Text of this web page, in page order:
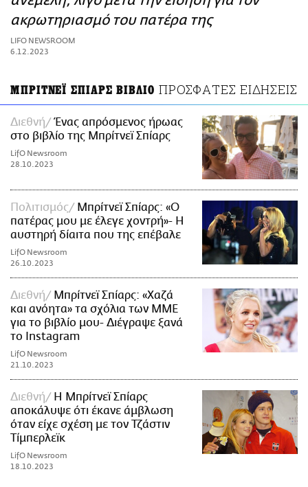
ΑΜΠΑ
PRINT
ακρωτηριασμό του πατέρα της
LIFO NEWSROOM
6.12.2023
ΜΠΡΙΤΝΕΪ ΣΠΙΑΡΣ ΒΙΒΛΙΟ ΠΡΟΣΦΑΤΕΣ ΕΙΔΗΣΕΙΣ
Διεθνή
Ένας απρόσμενος ήρωας
στο βιβλίο της Μπρίτνεϊ Σπίαρς
LifO Newsroom
28.10.2023
Πολιτισμός
Μπρίτνεϊ Σπίαρς: «Ο
πατέρας μου με έλεγε χοντρή»- Η
αυστηρή δίαιτα που της επέβαλε
LifO Newsroom
26.10.2023
Διεθνή
Μπρίτνεϊ Σπίαρς: «Xαζά
και ανόητα» τα σχόλια των ΜΜΕ
για το βιβλίο μου- Διέγραψε ξανά
το Instagram
LifO Newsroom
21.10.2023
Διεθνή
Η Μπρίτνεϊ Σπίαρς
αποκάλυψε ότι έκανε άμβλωση
όταν είχε σχέση με τον Τζάστιν
Τίμπερλεϊκ
LifO Newsroom
18.10.2023